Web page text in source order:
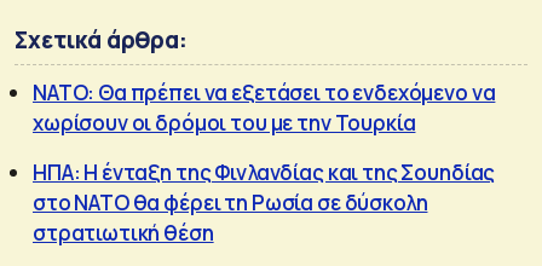
Σχετικά άρθρα:
ΝΑΤΟ: Θα πρέπει να εξετάσει το ενδεχόμενο να
χωρίσουν οι δρόμοι του με την Τουρκία
ΗΠΑ: Η ένταξη της Φινλανδίας και της Σουηδίας
στο ΝΑΤΟ θα φέρει τη Ρωσία σε δύσκολη
στρατιωτική θέση